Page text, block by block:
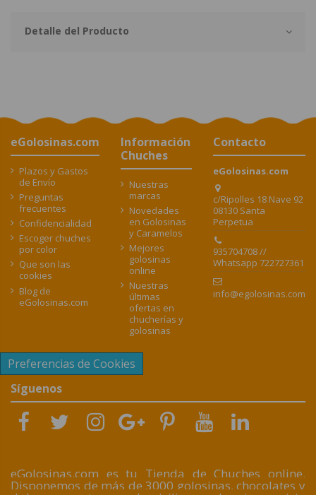
Detalle del Producto
eGolosinas.com
Plazos y Gastos
de Envío
Preguntas
frecuentes
Confidencialidad
Escoger chuches
por color
Que son las
cookies
Blog de
eGolosinas.com
Información
Chuches
Nuestras
marcas
Novedades
en Golosinas
y Caramelos
Mejores
golosinas
online
Nuestras
últimas
ofertas en
chucherías y
golosinas
Contacto
eGolosinas.com
c/Ripolles 18 Nave 92
08130 Santa
Perpetua
935704708 //
Whatsapp 722727361
info@egolosinas.com
Preferencias de Cookies
Síguenos
eGolosinas.com es tu Tienda de Chuches online.
Disponemos de más de 3000 golosinas, chocolates y